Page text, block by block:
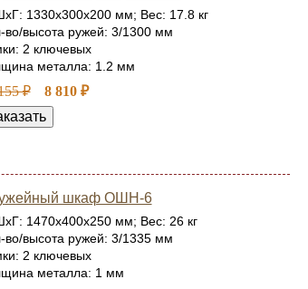
1330x300x200 мм; Вес: 17.8 кг
во/высота ружей: 3/1300 мм
2 ключевых
металла: 1.2 мм
₽ 8 810 ₽
шкаф ОШН-6
1470x400x250 мм; Вес: 26 кг
во/высота ружей: 3/1335 мм
2 ключевых
металла: 1 мм